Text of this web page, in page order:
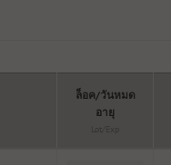
ล็อค/วันหมด
อายุ